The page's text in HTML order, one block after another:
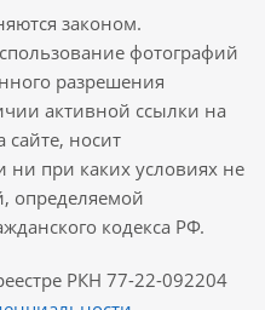
законом.
фотографий
разрешения
активной ссылки на
носит
ни при каких условиях не
определяемой
кодекса РФ.
РКН 77-22-092204